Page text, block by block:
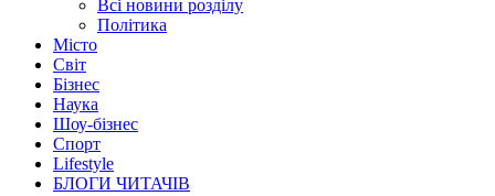
Всі новини розділу
Політика
Місто
Світ
Бізнес
Наука
Шоу-бізнес
Спорт
Lifestyle
БЛОГИ ЧИТАЧІВ